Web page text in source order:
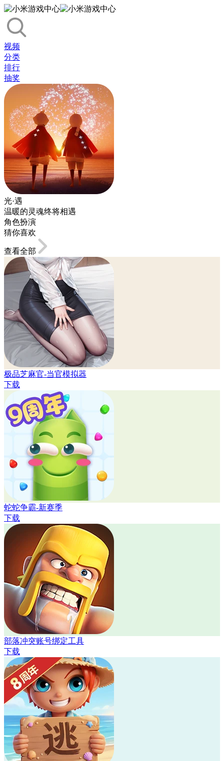
视频
分类
排行
抽奖
光·遇
温暖的灵魂终将相遇
角色扮演
猜你喜欢
查看全部
极品芝麻官-当官模拟器
下载
蛇蛇争霸-新赛季
下载
部落冲突账号绑定工具
下载